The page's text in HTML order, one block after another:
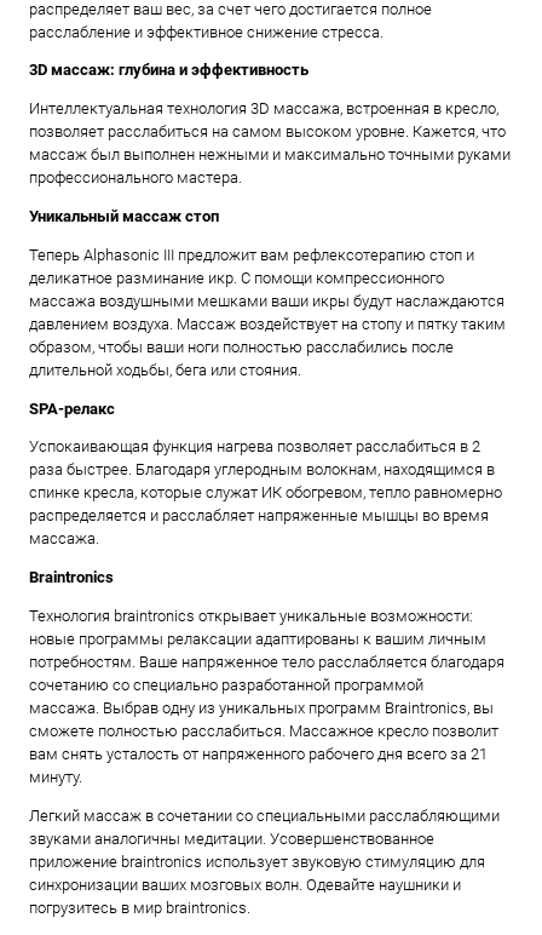
распределяет ваш вес, за счет чего достигается полное
расслабление и эффективное снижение стресса.
3D массаж: глубина и эффективность
Интеллектуальная технология 3D массажа, встроенная в кресло,
позволяет расслабиться на самом высоком уровне. Кажется, что
массаж был выполнен нежными и максимально точными руками
профессионального мастера.
Уникальный массаж стоп
Теперь Alphasonic III предложит вам рефлексотерапию стоп и
деликатное разминание икр. С помощи компрессионного
массажа воздушными мешками ваши икры будут наслаждаются
давлением воздуха. Массаж воздействует на стопу и пятку таким
образом, чтобы ваши ноги полностью расслабились после
длительной ходьбы, бега или стояния.
SPA-релакс
Успокаивающая функция нагрева позволяет расслабиться в 2
раза быстрее. Благодаря углеродным волокнам, находящимся в
спинке кресла, которые служат ИК обогревом, тепло равномерно
распределяется и расслабляет напряженные мышцы во время
массажа.
Braintronics
Технология braintronics открывает уникальные возможности:
новые программы релаксации адаптированы к вашим личным
потребностям. Ваше напряженное тело расслабляется благодаря
сочетанию со специально разработанной программой
массажа. Выбрав одну из уникальных программ Braintronics, вы
сможете полностью расслабиться. Массажное кресло позволит
вам снять усталость от напряженного рабочего дня всего за 21
минуту.
Легкий массаж в сочетании со специальными расслабляющими
звуками аналогичны медитации. Усовершенствованное
приложение braintronics использует звуковую стимуляцию для
синхронизации ваших мозговых волн. Одевайте наушники и
погрузитесь в мир braintronics.